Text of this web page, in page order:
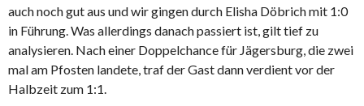
auch noch gut aus und wir gingen durch Elisha Döbrich mit 1:0
in Führung. Was allerdings danach passiert ist, gilt tief zu
analysieren. Nach einer Doppelchance für Jägersburg, die zwei
mal am Pfosten landete, traf der Gast dann verdient vor der
Halbzeit zum 1:1.